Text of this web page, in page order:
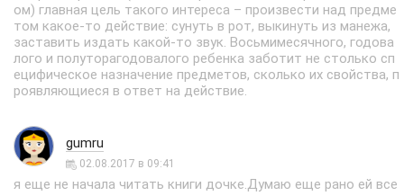
ом) главная цель такого интереса – произвести над предме
том какое-то действие: сунуть в рот, выкинуть из манежа,
заставить издать какой-то звук. Восьмимесячного, годова
лого и полуторагодовалого ребенка заботит не столько сп
ецифическое назначение предметов, сколько их свойства, п
роявляющиеся в ответ на действие.
gumru
02.08.2017 в 09:41
я еще не начала читать книги дочке.Думаю еще рано ей все